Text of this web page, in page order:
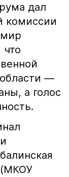
дал
комиссии
что
—
а голос
(МКОУ